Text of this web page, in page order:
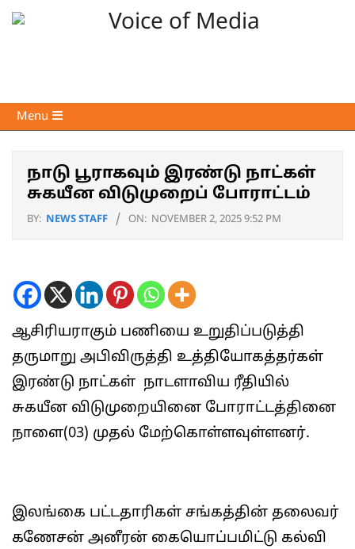
Skip
Voice
of
Primary
Navigation
Menu
நாடு பூராகவும் இரண்டு நாட்கள்
சுகயீன விடுமுறைப் போராட்டம்
BY: NEWS STAFF ON: NOVEMBER 2, 2025 9:52 PM
ஆசிரியராகும் பணியை உறுதிப்படுத்தி
தருமாறு அபிவிருத்தி உத்தியோகத்தர்கள்
இரண்டு நாட்கள் நாடளாவிய ரீதியில்
சுகயீன விடுமுறையினை போராட்டத்தினை
நாளை(03) முதல் மேற்கொள்ளவுள்ளனர்.
இலங்கை பட்டதாரிகள் சங்கத்தின் தலைவர்
கணேசன் அனீரன் கையொப்பமிட்டு கல்வி